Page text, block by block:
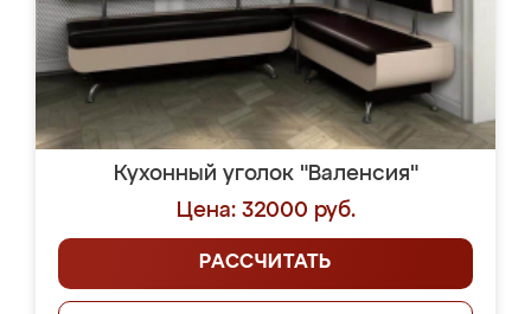
Кухонный уголок "Валенсия"
Цена: 32000 руб.
РАССЧИТАТЬ